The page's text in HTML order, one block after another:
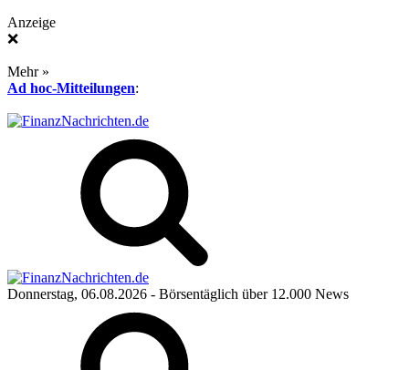
Anzeige
❌
Mehr »
Ad hoc-Mitteilungen:
Donnerstag, 06.08.2026 - Börsentäglich über 12.000 News